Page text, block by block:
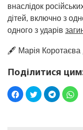
внаслідок
дітей, включно з
одного з ударів
🖋️ Марія
Поділитися